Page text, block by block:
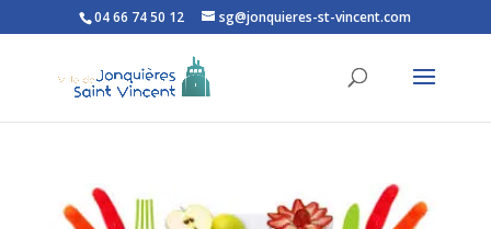
Ouvrir la barre d’outils
04 66 74 50 12 sg@jonquieres-st-vincent.com